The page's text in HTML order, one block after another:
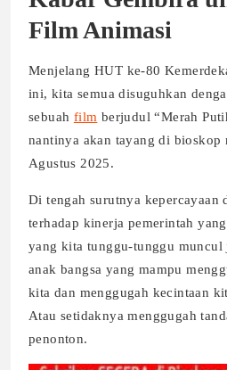
Film Animasi
Menjelang HUT ke-80
ini, kita semua disuguhkan
sebuah film berjudul “Merah
nantinya akan tayang di bioskop
Agustus 2025.
Di tengah surutnya kepercayaan
terhadap kinerja pemerintah
yang kita tunggu-tunggu
anak bangsa yang mampu
kita dan menggugah kecintaan
Atau setidaknya menggugah
penonton.